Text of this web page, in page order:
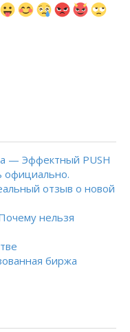
— Эффектный PUSH
официально.
отзыв о новой
нельзя
биржа